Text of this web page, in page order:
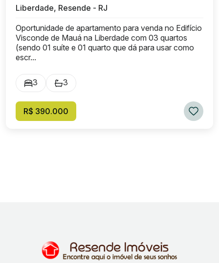
Liberdade, Resende - RJ
Oportunidade de apartamento para venda no Edifício
Visconde de Mauá na Liberdade com 03 quartos
(sendo 01 suíte e 01 quarto que dá para usar como
escr...
3 3
R$ 390.000